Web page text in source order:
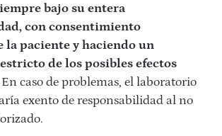
bajo su entera
con consentimiento
la paciente y haciendo un
de los posibles efectos
En caso de problemas, el laboratorio
exento de responsabilidad al no